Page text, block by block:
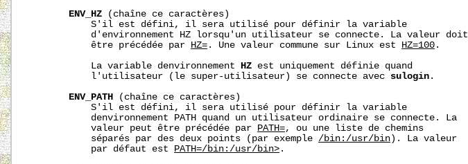
ENV_HZ (chaîne ce caractères)
           S'il est défini, il sera utilisé pour définir la variable
           d'environnement HZ lorsqu'un utilisateur se connecte. La valeur doit
           être précédée par
HZ= . Une valeur commune sur Linux est HZ=100 .
           La variable denvironnement
HZ est uniquement définie quand
           l'utilisateur (le super-utilisateur) se connecte avec
sulogin .
ENV_PATH (chaîne ce caractères)
           S'il est défini, il sera utilisé pour définir la variable
           denvironnement PATH quand un utilisateur ordinaire se connecte. La
           valeur peut être précédée par
PATH=, ou une liste de chemins
           séparés par des deux points (par exemple
/bin:/usr/bin ). La valeur
           par défaut est
PATH=/bin:/usr/bin> .